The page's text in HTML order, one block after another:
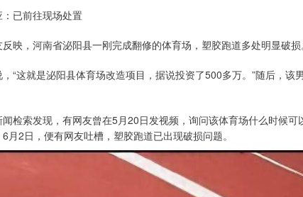
已前往现场处置
映，河南省泌阳县一刚完成翻修的体育场，塑胶跑道多处明显破损
“这就是泌阳县体育场改造项目，据说投资了500多万。”随后，
检索发现，有网友曾在5月20日发视频，询问该体育场什么时候
月2日，便有网友吐槽，塑胶跑道已出现破损问题。